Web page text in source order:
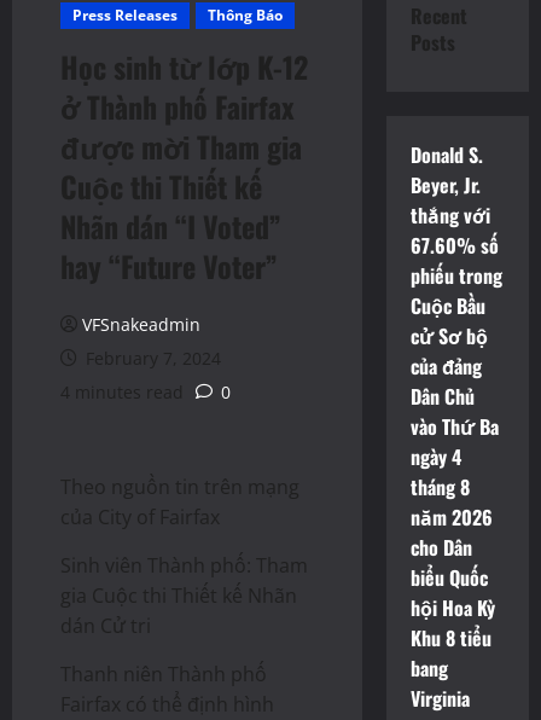
Press Releases Thông Báo
Học sinh từ lớp K-12
ở Thành phố Fairfax
được mời Tham gia
Cuộc thi Thiết kế
Nhãn dán “I Voted”
hay “Future Voter”
VFSnakeadmin
February 7, 2024
4 minutes read
0
Theo nguồn tin trên mạng
của City of Fairfax
Sinh viên Thành phố: Tham
gia Cuộc thi Thiết kế Nhãn
dán Cử tri
Thanh niên Thành phố
Fairfax có thể định hình
Recent
Posts
Donald S.
Beyer, Jr.
thắng với
67.60% số
phiếu trong
Cuộc Bầu
cử Sơ bộ
của đảng
Dân Chủ
vào Thứ Ba
ngày 4
tháng 8
năm 2026
cho Dân
biểu Quốc
hội Hoa Kỳ
Khu 8 tiểu
bang
Virginia